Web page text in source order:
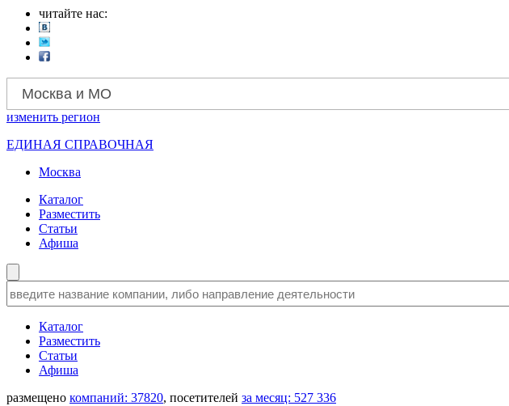
читайте нас:
Москва и МО
изменить регион
ЕДИНАЯ СПРАВОЧНАЯ
Москва
Каталог
Разместить
Статьи
Афиша
Каталог
Разместить
Статьи
Афиша
размещено компаний: 37820, посетителей за месяц: 527 336